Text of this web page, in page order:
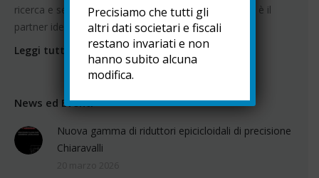
ricerca e selezione di produttori affidabili e qualificati è il
partner ideale al servizio dell'industria.
Leggi tutto
News ed Eventi
Nuova gamma di riduttori epicicloidali di precisione
Chiaravalli
Precisiamo che tutti gli
altri dati societari e fiscali
restano invariati e non
hanno subito alcuna
modifica.